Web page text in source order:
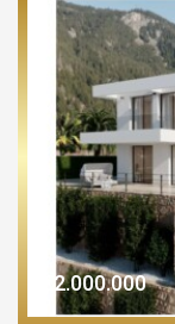
€2.000.000